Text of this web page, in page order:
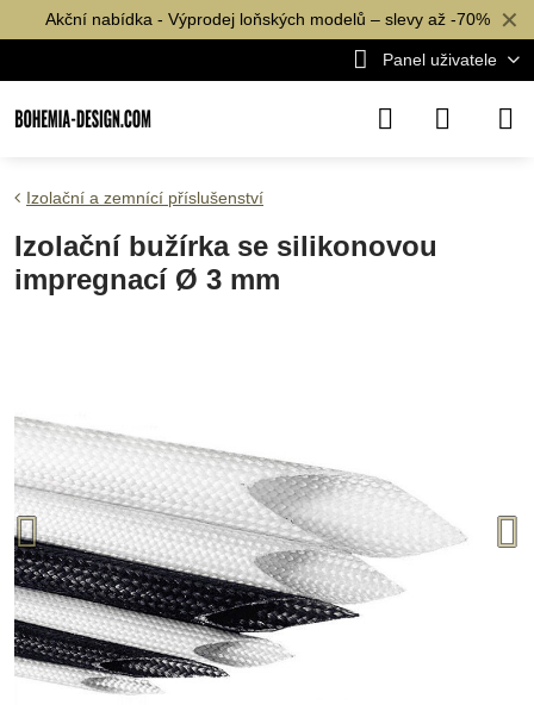
✕
Akční nabídka - Výprodej loňských modelů – slevy až -70%
Panel uživatele
Izolační a zemnící příslušenství
Izolační bužírka se silikonovou
impregnací Ø 3 mm